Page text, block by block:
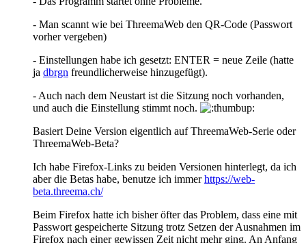
- Man scannt wie bei ThreemaWeb den QR-Code (Passwort
vorher vergeben)
- Einstellungen habe ich gesetzt: ENTER = neue Zeile (hatte
ja dbrgn freundlicherweise hinzugefügt).
- Auch nach dem Neustart ist die Sitzung noch vorhanden,
und auch die Einstellung stimmt noch.
Basiert Deine Version eigentlich auf ThreemaWeb-Serie oder
ThreemaWeb-Beta?
Ich habe Firefox-Links zu beiden Versionen hinterlegt, da ich
aber die Betas habe, benutze ich immerhttps://web-
beta.threema.ch/
Beim Firefox hatte ich bisher öfter das Problem, dass eine mit
Passwort gespeicherte Sitzung trotz Setzen der Ausnahmen im
Firefox nach einer gewissen Zeit nicht mehr ging. An Anfang